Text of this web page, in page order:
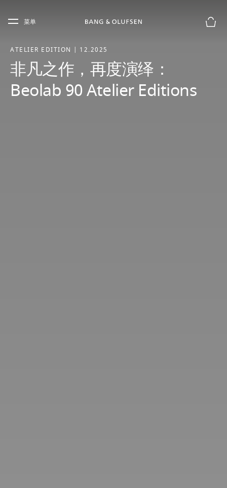
Skip to main footer
菜单
ATELIER EDITION | 12.2025
非凡之作，再度演绎：
Beolab 90 Atelier Editions